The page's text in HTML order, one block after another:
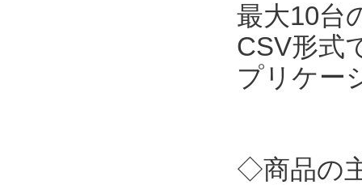
最大10台
CSV形式
プリケー
◇商品の